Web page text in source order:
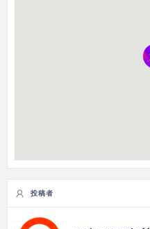
投稿者